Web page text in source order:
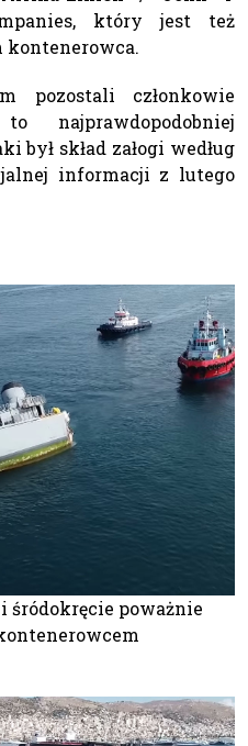
który jest też
kontenerowca.
pozostali członkowie
najprawdopodobniej
był skład załogi według
informacji z lutego
śródokręcie poważnie